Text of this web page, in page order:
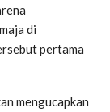
di
pertama
mengucapkan